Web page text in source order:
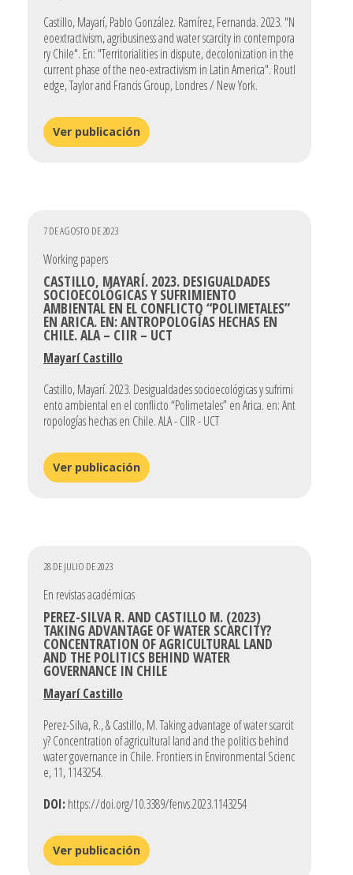
Castillo, Mayarí, Pablo González. Ramírez, Fernanda. 2023. "N
eoextractivism, agribusiness and water scarcity in contempora
ry Chile". En: "Territorialities in dispute, decolonization in the
current phase of the neo-extractivism in Latin America". Routl
edge, Taylor and Francis Group, Londres / New York.
Ver publicación
7 DE AGOSTO DE 2023
Working papers
CASTILLO, MAYARÍ. 2023. DESIGUALDADES
SOCIOECOLÓGICAS Y SUFRIMIENTO
AMBIENTAL EN EL CONFLICTO “POLIMETALES”
EN ARICA. EN: ANTROPOLOGÍAS HECHAS EN
CHILE. ALA – CIIR – UCT
Mayarí Castillo
Castillo, Mayarí. 2023. Desigualdades socioecológicas y sufrimi
ento ambiental en el conflicto “Polimetales” en Arica. en: Ant
ropologías hechas en Chile. ALA - CIIR - UCT
Ver publicación
28 DE JULIO DE 2023
En revistas académicas
PEREZ-SILVA R. AND CASTILLO M. (2023)
TAKING ADVANTAGE OF WATER SCARCITY?
CONCENTRATION OF AGRICULTURAL LAND
AND THE POLITICS BEHIND WATER
GOVERNANCE IN CHILE
Mayarí Castillo
Perez-Silva, R., & Castillo, M. Taking advantage of water scarcit
y? Concentration of agricultural land and the politics behind
water governance in Chile. Frontiers in Environmental Scienc
e, 11, 1143254.
DOI: https://doi.org/10.3389/fenvs.2023.1143254
Ver publicación